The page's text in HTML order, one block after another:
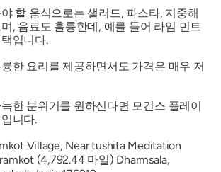
할 음식으로는 샐러드, 파스타, 지중해
, 음료도 훌륭한데, 예를 들어 라임 민트
입니다.
한 요리를 제공하면서도 가격은 매우 저
한 분위기를 원하신다면 모건스 플레이
니다.
Village, Near tushita Meditation
(4,792.44 마일) Dharmsala,